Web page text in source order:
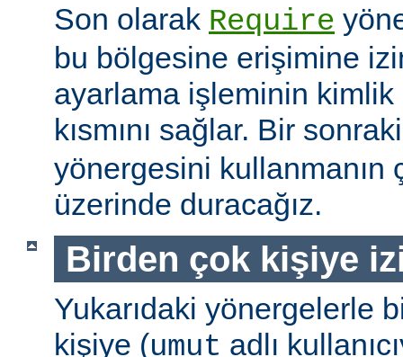
Son olarak Require
bu bölgesine erişimine
ayarlama işleminin kimlik
kısmını sağlar. Bir
yönergesini kullanmanın
üzerinde duracağız.
Birden çok kişiye
Yukarıdaki yönergelerle
kişiye (umut adlı